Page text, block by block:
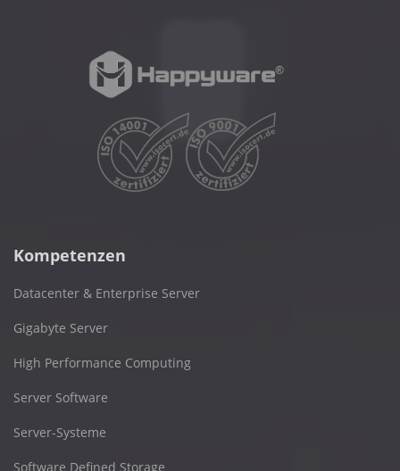
Kompetenzen
Datacenter & Enterprise Server
Gigabyte Server
High Performance Computing
Server Software
Server-Systeme
Software Defined Storage